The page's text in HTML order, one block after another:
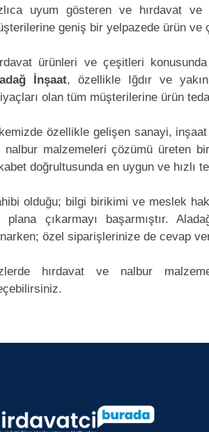
uyum gösteren ve hırdavat
geniş bir yelpazede ürün ve
ürünleri ve çeşitleri
İnşaat, özellikle Iğdır ve
olan tüm müşterilerine ürün
özellikle gelişen sanayi,
nalbur malzemeleri çözümü üreten
doğrultusunda en uygun ve hızlı
olduğu; bilgi birikimi ve meslek
plana çıkarmayı başarmıştır.
özel siparişlerinize de cevap
hırdavat ve nalbur